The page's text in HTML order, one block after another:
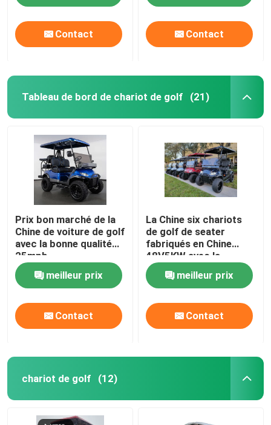
Contact Contact
Tableau de bord de chariot de golf (21)
Prix bon marché de la
Chine de voiture de golf
avec la bonne qualité
25mph
meilleur prix
Contact
La Chine six chariots
de golf de seater
fabriqués en Chine
48V5KW avec la
caméra de secours
meilleur prix
Contact
chariot de golf (12)